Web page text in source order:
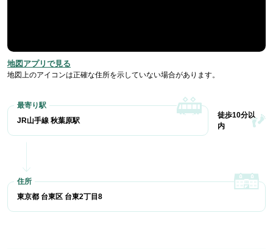
地図アプリで見る
地図上のアイコンは正確な住所を示していない場合があります。
JR山手線 秋葉原駅
徒歩10分以
内
東京都 台東区 台東2丁目8